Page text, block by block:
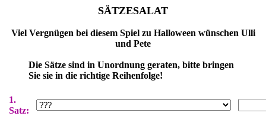
SÄTZESALAT
Viel Vergnügen bei diesem Spiel zu Halloween wünschen Ulli
und Pete
Die Sätze sind in Unordnung geraten, bitte bringen
Sie sie in die richtige Reihenfolge!
1.
Satz: